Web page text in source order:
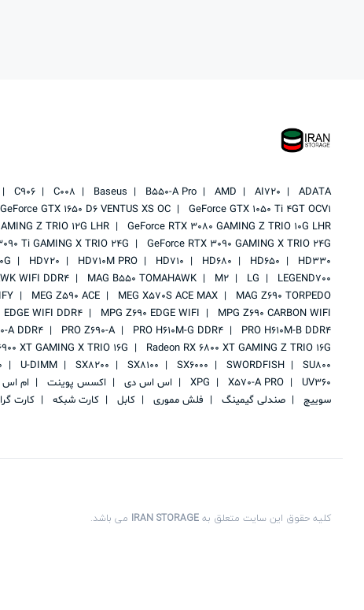
ADATA
AI720
AMD
B550-A Pro
Baseus
C008
C906
GeForce GTX 1050 Ti 4GT OCV1
GeForce GTX 1650 D6 VENTUS XS OC
GeForce RTX 3080 GAMING Z TRIO 10G LHR
Z TRIO 12G LHR
GeForce RTX 3090 GAMING X TRIO 24G
Ti GAMING X TRIO 24G
HD330
HD650
HD680
HD710
HD710M PRO
HD720
LEGEND700
LG
M2
MAG B550 TOMAHAWK
WIFI DDR4
MAG Z690 TORPEDO
MEG X570S ACE MAX
MEG Z590 ACE
MPG Z690 CARBON WIFI
MPG Z690 EDGE WIFI
EDGE WIFI DDR4
PRO H610M-B DDR4
PRO H610M-G DDR4
PRO Z690-A
A DDR4
Radeon RX 6800 XT GAMING Z TRIO 16G
XT GAMING X TRIO 16G
SU800
SWORDFISH
SX6000
SX8100
SX8200
U-DIMM
UV360
X570-A PRO
XPG اس اس دی اکسس پوینت ام اس
سوییچ
صندلی گیمینگ فلش مموری کابل کارت شبکه کارت
کلیه حقوق این سایت متعلق بهIRAN STORAGE می باشد.